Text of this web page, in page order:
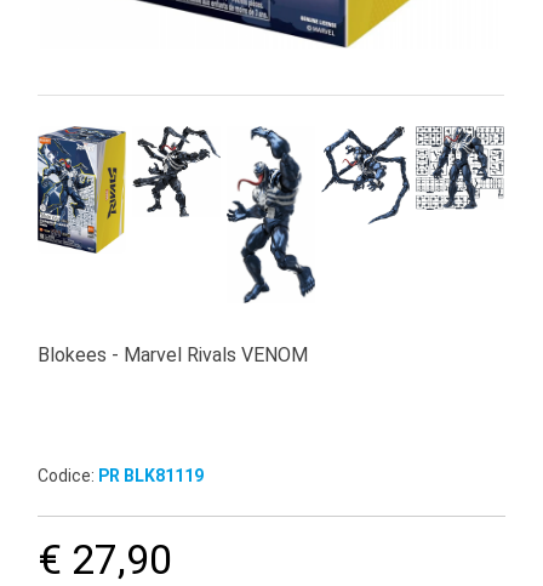
Blokees - Marvel Rivals VENOM
Codice: PR BLK81119
€ 27,90